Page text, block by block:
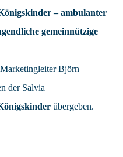
– ambulanter
gemeinnützige
Björn
der Salvia
übergeben.